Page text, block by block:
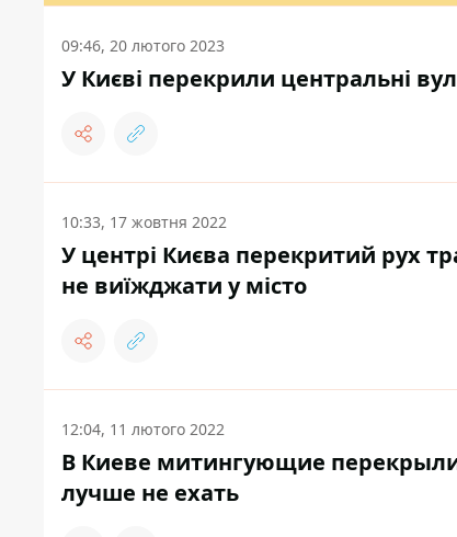
09:46, 20 лютого 2023
У Києві перекрили центральні
10:33, 17 жовтня 2022
У центрі Києва перекритий рух
не виїжджати у місто
12:04, 11 лютого 2022
В Киеве митингующие
лучше не ехать